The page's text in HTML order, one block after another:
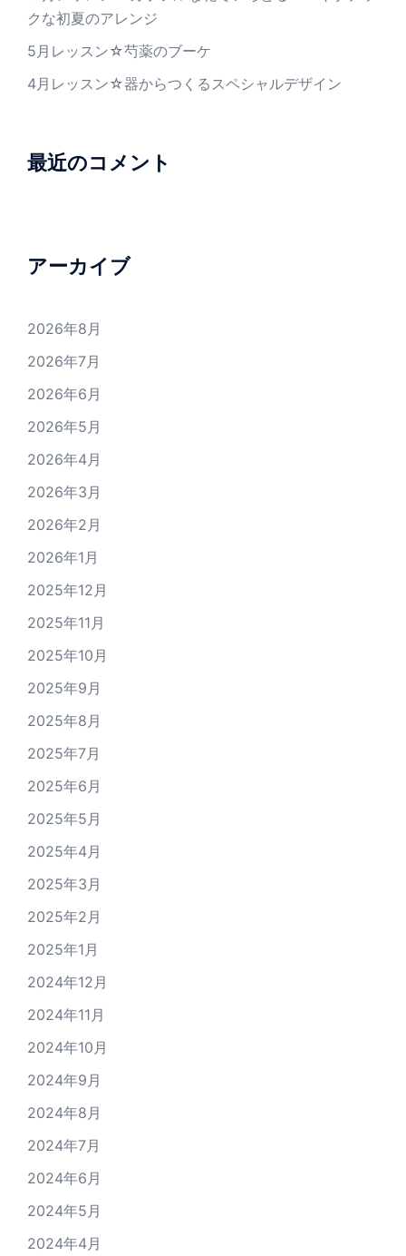
クな初夏のアレンジ
5月レッスン☆芍薬のブーケ
4月レッスン☆器からつくるスペシャルデザイン
最近のコメント
アーカイブ
2026年8月
2026年7月
2026年6月
2026年5月
2026年4月
2026年3月
2026年2月
2026年1月
2025年12月
2025年11月
2025年10月
2025年9月
2025年8月
2025年7月
2025年6月
2025年5月
2025年4月
2025年3月
2025年2月
2025年1月
2024年12月
2024年11月
2024年10月
2024年9月
2024年8月
2024年7月
2024年6月
2024年5月
2024年4月